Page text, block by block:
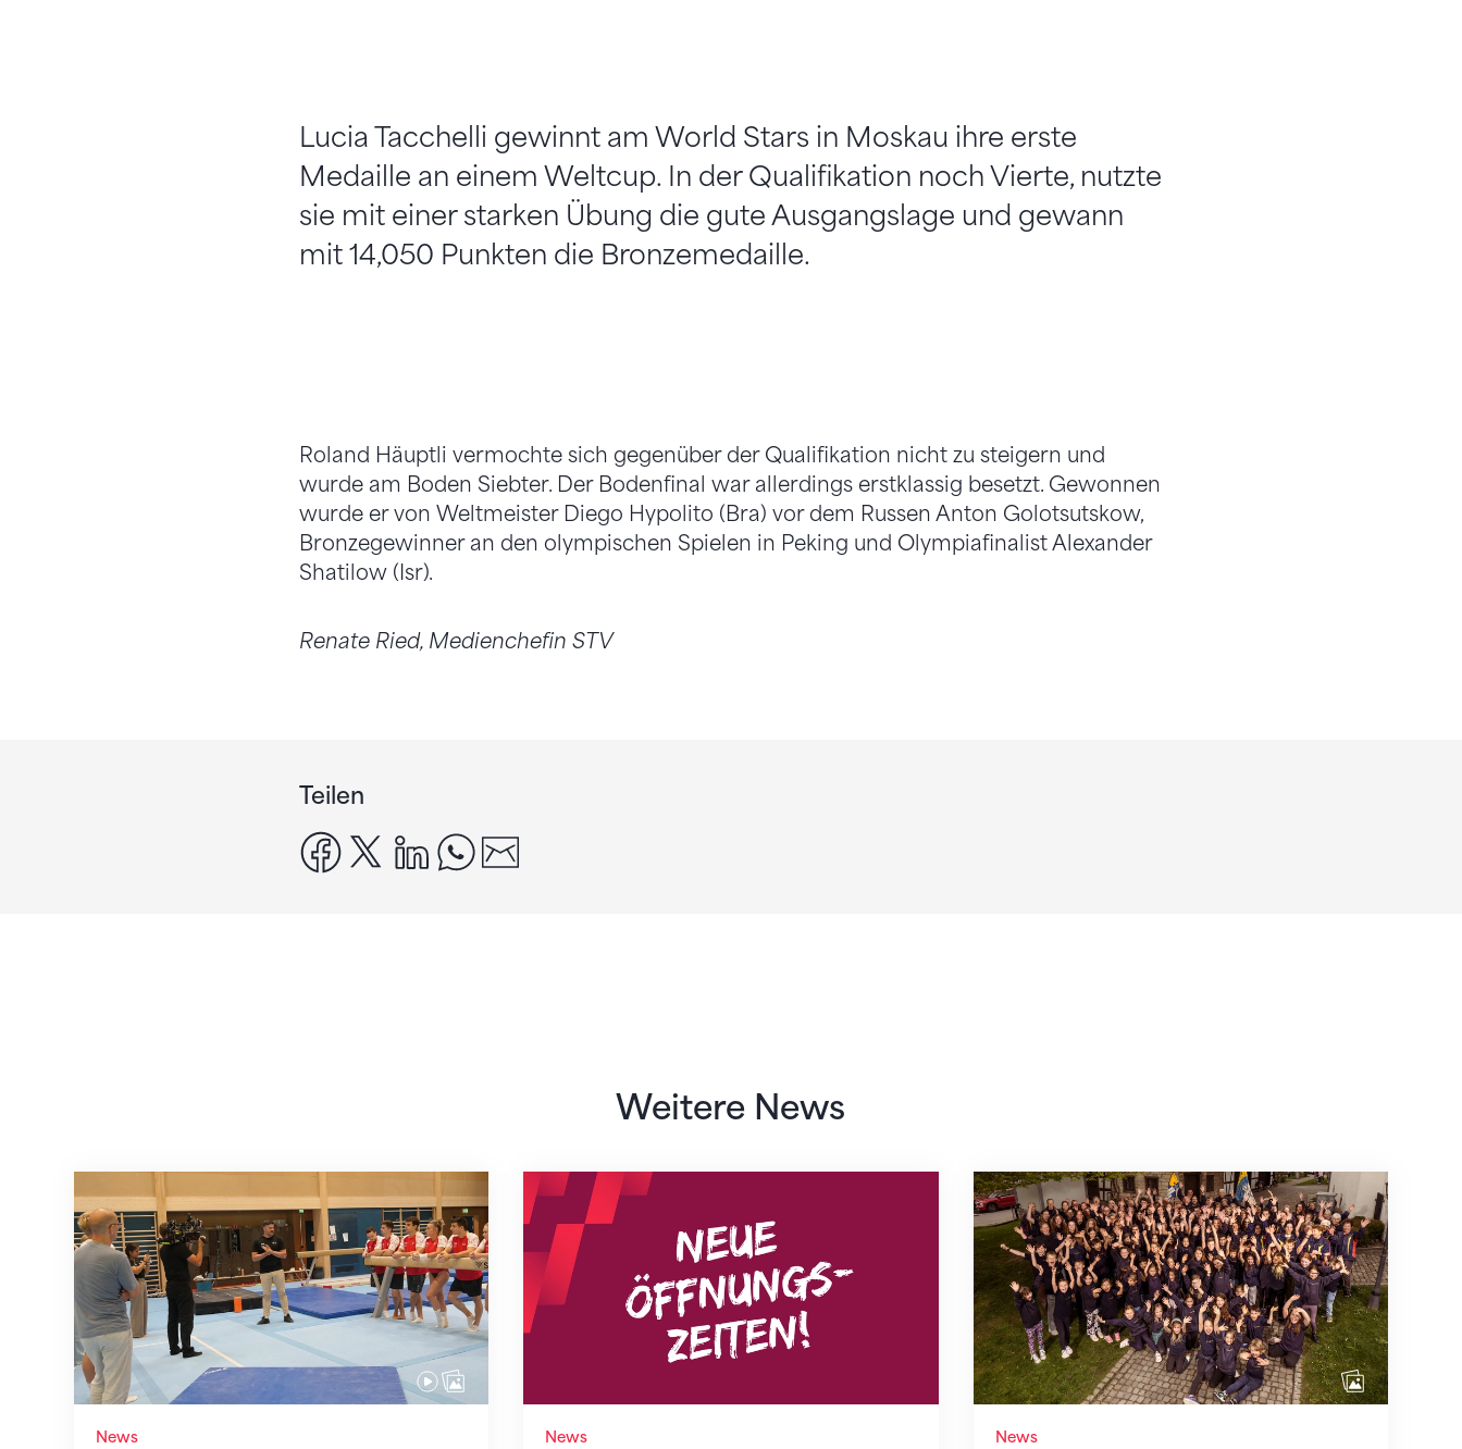
Lucia Tacchelli gewinnt am World Stars in Moskau ihre erste
Medaille an einem Weltcup. In der Qualifikation noch Vierte, nutzte
sie mit einer starken Übung die gute Ausgangslage und gewann
mit 14,050 Punkten die Bronzemedaille.
Roland Häuptli vermochte sich gegenüber der Qualifikation nicht zu steigern und
wurde am Boden Siebter. Der Bodenfinal war allerdings erstklassig besetzt. Gewonnen
wurde er von Weltmeister Diego Hypolito (Bra) vor dem Russen Anton Golotsutskow,
Bronzegewinner an den olympischen Spielen in Peking und Olympiafinalist Alexander
Shatilow (Isr).
Renate Ried, Medienchefin STV
Teilen
facebook
x linkedinwhatsapp
Weitere News
News
Mit klaren Zielen nach Zagreb
News
Neue Empfangszeiten ab 1. August 2026
News
Mitmachen ist selbstverständlich